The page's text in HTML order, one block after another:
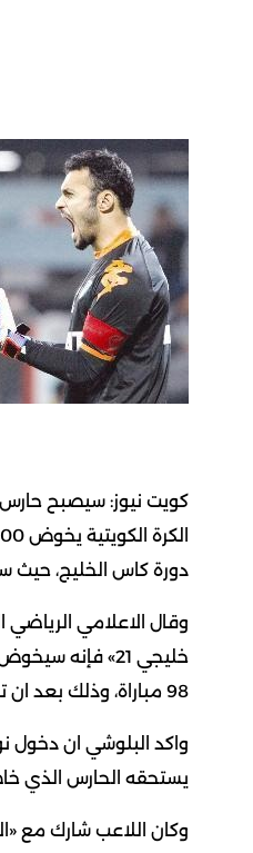
كويت نيوز: سيصبح حارس
دورة كاس الخليج، حيث
وقال الاعلامي الرياضي
خليجي 21»
98 مباراة، وذلك بعد ان تم رفع 5 مباريات من سجله لعدم اعتمادها من «الفيفا» سابقا.
يستحقه الحارس الذي خاض اولى